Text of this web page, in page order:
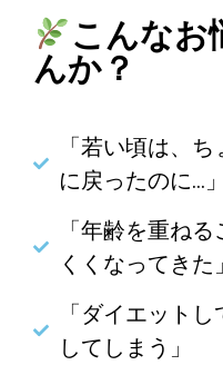
こんなお
んか？
「若い頃は、
に戻ったのに…」
「年齢を重ね
くくなってきた」
「ダイエット
してしまう」